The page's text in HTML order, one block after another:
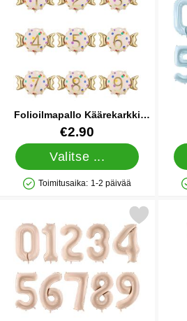
Folioilmapallo Käärekarkki
Numerolla
Tuote.nro 90706
€2.90
Valitse ...
Saatavuus: Varastossa
Toimitusaika: 1-2 päivää
Merkitse numeroilmapallo